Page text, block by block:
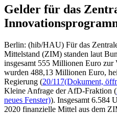
Gelder für das
Berlin: (hib/HAU) Für das
Mittelstand (ZIM) standen laut
insgesamt 555 Millionen Euro zur
wurden 488,13 Millionen Euro,
Regierung (20/117(Dokument,
Kleine Anfrage der AfD-Fraktion (
neues Fenster)). Insgesamt 6.584
2020 finanzielle Mittel aus dem